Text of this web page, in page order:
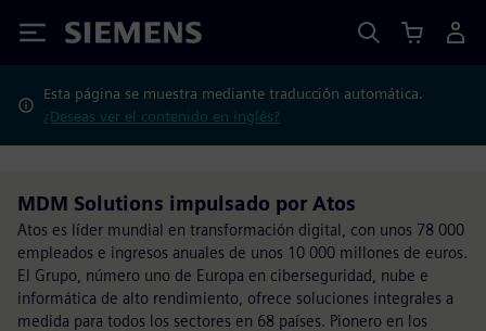
Siemens
Esta página se muestra mediante traducción automática.
¿Deseas ver el contenido en inglés?
MDM Solutions impulsado por Atos
Atos es líder mundial en transformación digital, con unos 78 000
empleados e ingresos anuales de unos 10 000 millones de euros.
El Grupo, número uno de Europa en ciberseguridad, nube e
informática de alto rendimiento, ofrece soluciones integrales a
medida para todos los sectores en 68 países. Pionero en los